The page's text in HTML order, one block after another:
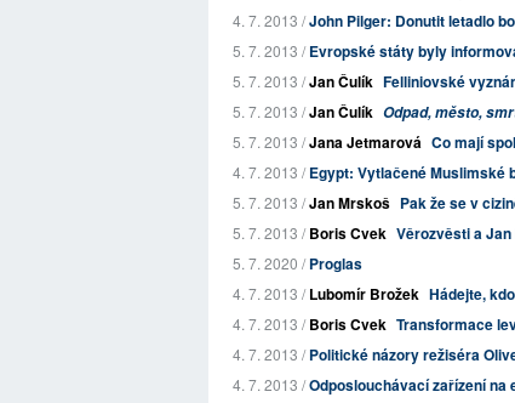
4. 7. 2013 /John Pilger: Donutit letadlo
5. 7. 2013 /Evropské státy byly
5. 7. 2013 /Jan Čulík Felliniovské
5. 7. 2013 /Jan Čulík Odpad, město,
5. 7. 2013 /Jana Jetmarová Co mají
4. 7. 2013 /Egypt: Vytlačené Muslimské
5. 7. 2013 /Jan Mrskoš Pak že se v
5. 7. 2013 /Boris Cvek Věrozvěsti a Jan
5. 7. 2020 /Proglas
4. 7. 2013 /Lubomír Brožek Hádejte,
4. 7. 2013 /Boris Cvek Transformace
4. 7. 2013 /Politické názory režiséra
4. 7. 2013 /Odposlouchávací zařízení